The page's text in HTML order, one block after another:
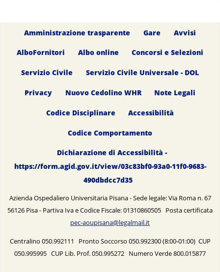
Amministrazione trasparente Gare Avvisi
AlboFornitori Albo online Concorsi e Selezioni
Servizio Civile Servizio Civile Universale - DOL
Privacy Nuovo Cedolino WHR Note Legali
Codice Disciplinare Accessibilità
Codice Comportamento
Dichiarazione di Accessibilità -
https://form.agid.gov.it/view/03c83bf0-93a0-11f0-9683-
490dbdcc7d35
Azienda Ospedaliero Universitaria Pisana - Sede legale: Via Roma n. 67
56126 Pisa - Partiva Iva e Codice Fiscale: 01310860505 Posta certificata
pec-aoupisana@legalmail.it
Centralino 050.992111 Pronto Soccorso 050.992300 (8:00-01:00) CUP
050.995995 CUP Lib. Prof. 050.995272 Numero Verde 800.015877